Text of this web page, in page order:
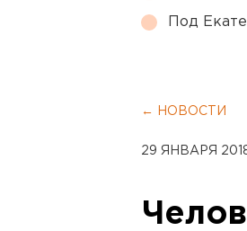
Под
← НОВОСТИ
29 ЯНВАРЯ 2018